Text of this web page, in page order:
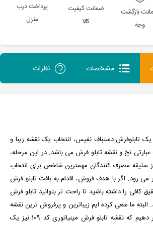
بازگشت
وجه
ضمانت کیفیت
کالا
پرداخت درب
منزل
مشخصات نظرات
یک تابلوفرش دستباف نفیس، انتخاب یک نقشه زیبا و
عبارتی نخ و نقشه تابلو فرش می باشد. در این مرحله،
مصرف کنندگان مهمترین شاخص برای انتخاب
می رود. اگر با هدف فروش، اقدام به بافت تابلو فرش
کافی را داشته باشید تا راحت تر بتوانید تابلو فرش
البته ما سعی کرده ایم زیباترین و پرفروش ترین نقشه
ها را در اختیار شما قرار دهیم که نقشه تابلو فرش مینیاتوری کد 109 نیز یک